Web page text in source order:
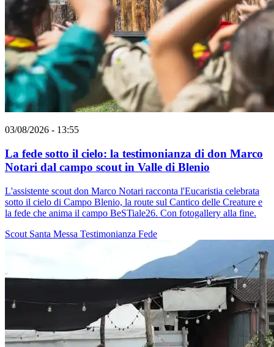
03/08/2026 - 13:55
La fede sotto il cielo: la testimonianza di don Marco
Notari dal campo scout in Valle di Blenio
L'assistente scout don Marco Notari racconta l'Eucaristia celebrata
sotto il cielo di Campo Blenio, la route sul Cantico delle Creature e
la fede che anima il campo BeSTiale26. Con fotogallery alla fine.
Scout Santa Messa Testimonianza Fede